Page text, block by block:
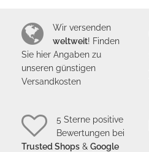
Wir versenden
weltweit! Finden
Sie hier Angaben zu
unseren günstigen
Versandkosten
5 Sterne positive
Bewertungen bei
Trusted Shops & Google